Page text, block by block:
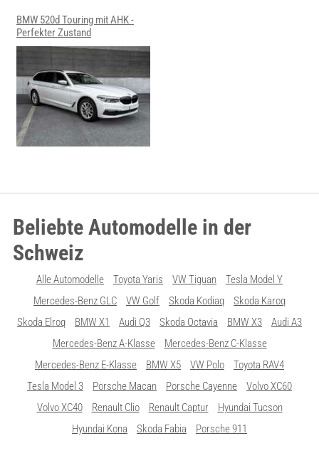
BMW 520d Touring mit AHK -
Perfekter Zustand
Beliebte Automodelle in der
Schweiz
Alle Automodelle Toyota Yaris VW Tiguan
Tesla Model Y
Mercedes-Benz GLC
VW Golf Skoda Kodiaq
Skoda Karoq
Skoda Elroq
BMW X1 Audi Q3 Skoda Octavia BMW X3
Audi A3
Mercedes-Benz A-Klasse
Mercedes-Benz C-Klasse
Mercedes-Benz E-Klasse
BMW X5 VW Polo
Toyota RAV4
Tesla Model 3
Porsche Macan Porsche Cayenne
Volvo XC60
Volvo XC40
Renault Clio Renault Captur
Hyundai Tucson
Hyundai Kona
Skoda Fabia Porsche 911